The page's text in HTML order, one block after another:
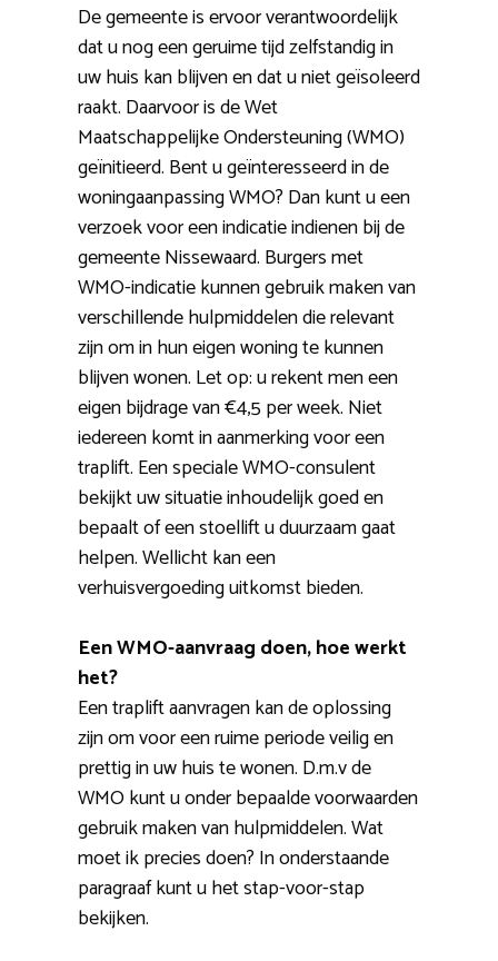
De gemeente is ervoor verantwoordelijk
dat u nog een geruime tijd zelfstandig in
uw huis kan blijven en dat u niet geïsoleerd
raakt. Daarvoor is de Wet
Maatschappelijke Ondersteuning (WMO)
geïnitieerd. Bent u geïnteresseerd in de
woningaanpassing WMO? Dan kunt u een
verzoek voor een indicatie indienen bij de
gemeente Nissewaard. Burgers met
WMO-indicatie kunnen gebruik maken van
verschillende hulpmiddelen die relevant
zijn om in hun eigen woning te kunnen
blijven wonen. Let op: u rekent men een
eigen bijdrage van €4,5 per week. Niet
iedereen komt in aanmerking voor een
traplift. Een speciale WMO-consulent
bekijkt uw situatie inhoudelijk goed en
bepaalt of een stoellift u duurzaam gaat
helpen. Wellicht kan een
verhuisvergoeding uitkomst bieden.
Een WMO-aanvraag doen, hoe werkt
het?
Een traplift aanvragen kan de oplossing
zijn om voor een ruime periode veilig en
prettig in uw huis te wonen. D.m.v de
WMO kunt u onder bepaalde voorwaarden
gebruik maken van hulpmiddelen. Wat
moet ik precies doen? In onderstaande
paragraaf kunt u het stap-voor-stap
bekijken.